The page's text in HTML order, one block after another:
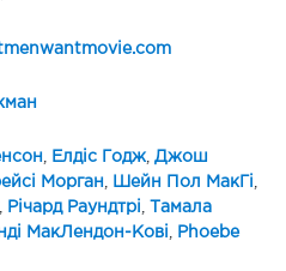
Елдіс Годж, Джош
Морган Шейн Пол МакГі
Річард Раундтрі
Тамала
МакЛендон-Кові
Phoebe